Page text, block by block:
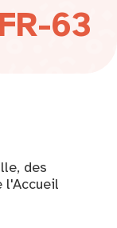
63
des
l'Accueil